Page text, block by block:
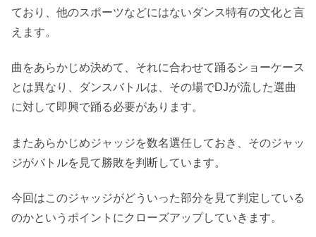
ており、他のスポーツなどにはないダンス特有の文化と言
えます。
曲をあらかじめ決めて、それに合わせて踊るショーケース
とは異なり、ダンスバトルは、その場でDJが流した選曲
に対して即興で踊る必要があります。
またあらかじめジャッジを数名選任しておき、そのジャッ
ジがバトルを見て勝敗を判断しています。
今回はこのジャッジがどういった部分を見て判定している
のかというポイントにクローズアップしていきます。